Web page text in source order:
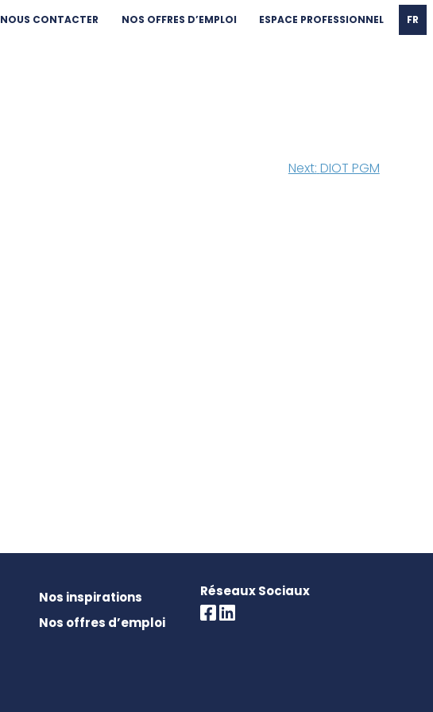
NOUS CONTACTER NOS OFFRES D’EMPLOI ESPACE PROFESSIONNEL FR
Next: DIOT PGM
Nos inspirations
Nos offres d’emploi
Réseaux Sociaux